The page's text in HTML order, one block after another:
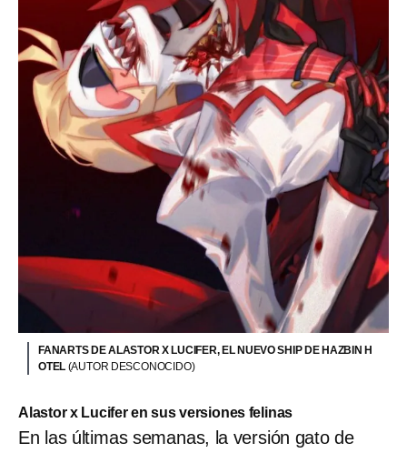
FANARTS DE ALASTOR X LUCIFER, EL NUEVO SHIP DE HAZBIN H
OTEL (AUTOR DESCONOCIDO)
Alastor x Lucifer en sus versiones felinas
En las últimas semanas, la versión gato de